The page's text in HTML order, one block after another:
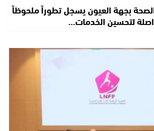
بجهة العيون يسجل تطوراً ملحوظاً
لتحسين الخدمات…